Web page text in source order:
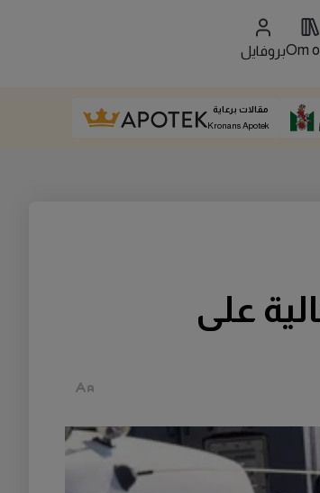
Omبروفايل
مقالات برعاية
Kronans Apotek
على